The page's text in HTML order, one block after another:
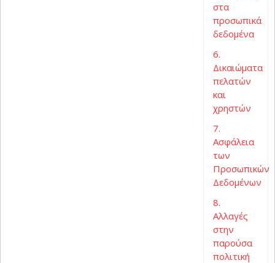
στα
προσωπικά
δεδομένα
6.
Δικαιώματα
πελατών
και
χρηστών
7.
Ασφάλεια
των
Προσωπικών
Δεδομένων
8.
Αλλαγές
στην
παρούσα
πολιτική